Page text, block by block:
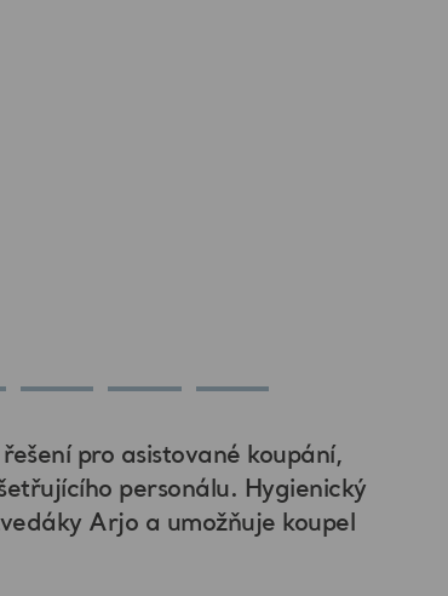
pro asistované koupání,
personálu. Hygienický
Arjo a umožňuje koupel